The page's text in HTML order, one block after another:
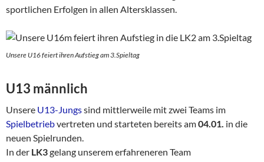
sportlichen Erfolgen in allen Altersklassen.
Unsere U16 feiert ihren Aufstieg am 3.Spieltag
U13 männlich
Unsere U13-Jungssind mittlerweile mit zwei Teams im
Spielbetriebvertreten und starteten bereits am04.01. in die
neuen Spielrunden.
In der LK3gelang unserem erfahreneren Team